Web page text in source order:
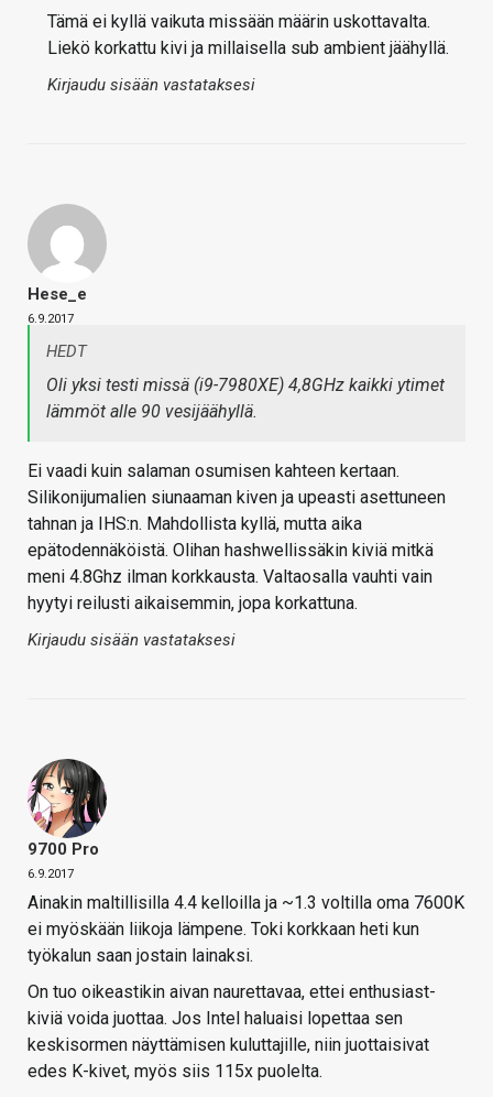
Tämä ei kyllä vaikuta missään määrin uskottavalta.
Liekö korkattu kivi ja millaisella sub ambient jäähyllä.
Kirjaudu sisään vastataksesi
Hese_e
6.9.2017
HEDT
Oli yksi testi missä (i9-7980XE) 4,8GHz kaikki ytimet
lämmöt alle 90 vesijäähyllä.
Ei vaadi kuin salaman osumisen kahteen kertaan.
Silikonijumalien siunaaman kiven ja upeasti asettuneen
tahnan ja IHS:n. Mahdollista kyllä, mutta aika
epätodennäköistä. Olihan hashwellissäkin kiviä mitkä
meni 4.8Ghz ilman korkkausta. Valtaosalla vauhti vain
hyytyi reilusti aikaisemmin, jopa korkattuna.
Kirjaudu sisään vastataksesi
9700 Pro
6.9.2017
Ainakin maltillisilla 4.4 kelloilla ja ~1.3 voltilla oma 7600K
ei myöskään liikoja lämpene. Toki korkkaan heti kun
työkalun saan jostain lainaksi.
On tuo oikeastikin aivan naurettavaa, ettei enthusiast-
kiviä voida juottaa. Jos Intel haluaisi lopettaa sen
keskisormen näyttämisen kuluttajille, niin juottaisivat
edes K-kivet, myös siis 115x puolelta.